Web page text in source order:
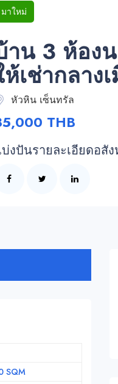
มาใหม่
าน 3 ห้อง
ห้เช่ากลาง
หัวหิน เซ็นทรัล
THB
งปันรายละเอียดอสั
SQM